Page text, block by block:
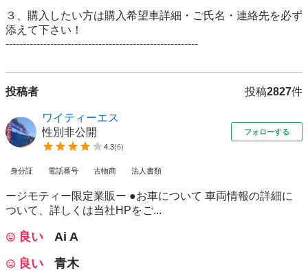
３、購入したい方は購入希望車詳細・ご氏名・連絡先を必ず
添えて下さい！
投稿者 投稿2827件
ワイティーエス
性別非公開
4.3(6)
フォローする
身分証 電話番号 古物商 法人書類
ージモティー限定業販ー ●お車について 車両情報の詳細に
ついて、詳しくは当社HPをご...
良い
Ai A
良い
青木